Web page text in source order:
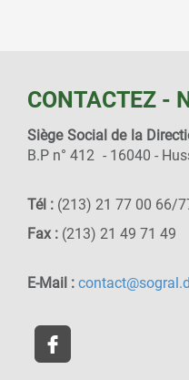
CONTACTEZ -
Siège Social de la
B.P n° 412 - 16040 -
Tél : (213) 21 77 00 66/
Fax : (213) 21 49 71 49
E-Mail :